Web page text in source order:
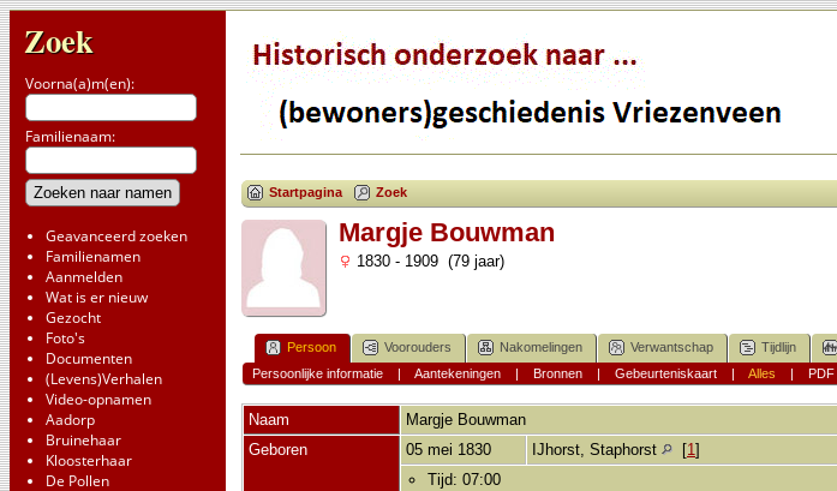
Zoek
Voorna(a)m(en):
Familienaam:
Geavanceerd zoeken
Familienamen
Aanmelden
Wat is er nieuw
Gezocht
Foto's
Documenten
(Levens)Verhalen
Video-opnamen
Aadorp
Bruinehaar
Kloosterhaar
De Pollen
Startpagina Zoek
Margje Bouwman
1830 - 1909 (79 jaar)
Persoon Voorouders Nakomelingen Verwantschap Tijdlijn
Persoonlijke informatie| Aantekeningen| Bronnen| Gebeurteniskaart| Alles | PDF
Naam Margje Bouwman
Geboren
05 mei 1830 IJhorst, Staphorst [1]
Tijd: 07:00